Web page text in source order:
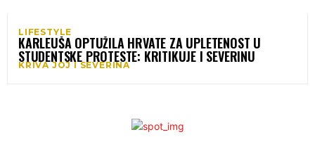
LIFESTYLE
KARLEUŠA OPTUŽILA HRVATE ZA UPLETENOST U
STUDENTSKE PROTESTE: KRITIKUJE I SEVERINU
KRIVA JOJ I SEVERINA